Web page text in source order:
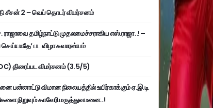
சீசன் 2 – வெப் தொடர் விமர்சனம்
தமிழ்நாட்டு முதலமைச்சராகிய எஸ்.ராஜா..! –
பட விழா சுவாரஸ்யம்
திரைப்பட விமர்சனம் (3.5/5)
பன்னாட்டு விமான நிலையத்தில் உயிர்காக்கும் ஏ.இ.டி
நிறுவும் காவேரி மருத்துவமனை..!